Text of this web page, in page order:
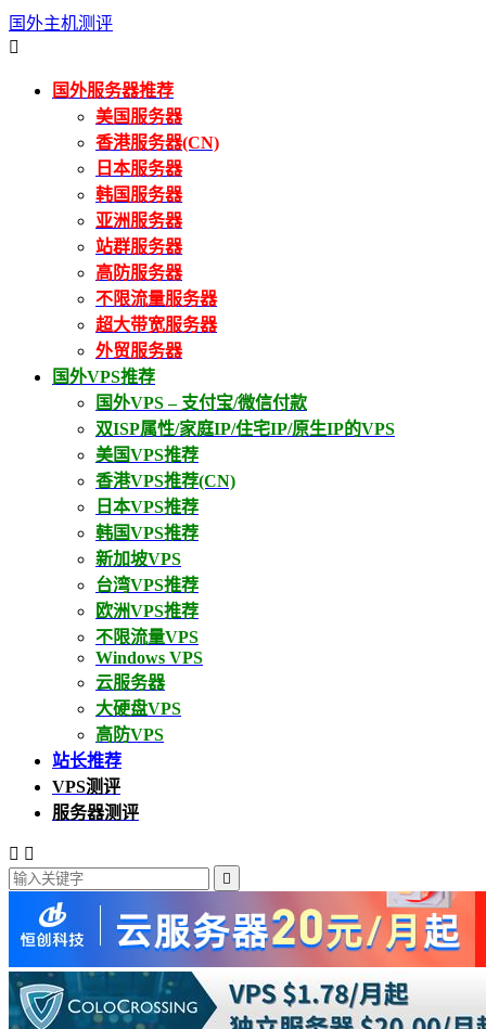
国外主机测评

国外服务器推荐
美国服务器
香港服务器(CN)
日本服务器
韩国服务器
亚洲服务器
站群服务器
高防服务器
不限流量服务器
超大带宽服务器
外贸服务器
国外VPS推荐
国外VPS – 支付宝/微信付款
双ISP属性/家庭IP/住宅IP/原生IP的VPS
美国VPS推荐
香港VPS推荐(CN)
日本VPS推荐
韩国VPS推荐
新加坡VPS
台湾VPS推荐
欧洲VPS推荐
不限流量VPS
Windows VPS
云服务器
大硬盘VPS
高防VPS
站长推荐
VPS测评
服务器测评
 
